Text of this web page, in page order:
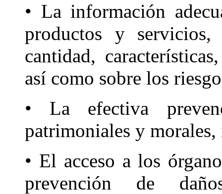
• La información
productos y servicios,
cantidad,
así como sobre los
• La efectiva
patrimoniales y
• El acceso a los
prevención de